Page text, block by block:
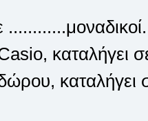
καταλήγει